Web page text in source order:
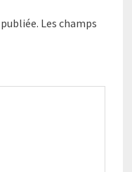
Les champs